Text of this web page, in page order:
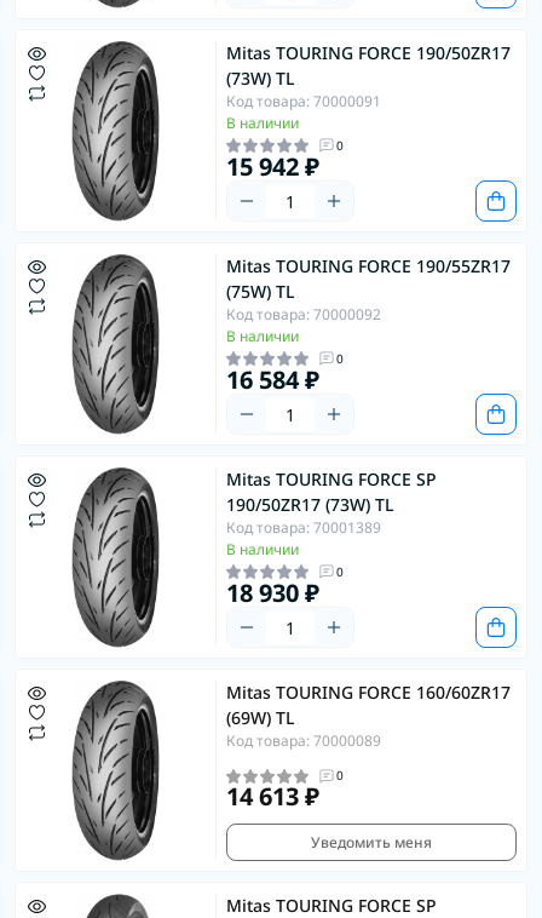
Mitas TOURING FORCE 190/50ZR17
(73W) TL
Код товара: 70000091
В наличии
0
15 942 ₽
Mitas TOURING FORCE 190/55ZR17
(75W) TL
Код товара: 70000092
В наличии
0
16 584 ₽
Mitas TOURING FORCE SP
190/50ZR17 (73W) TL
Код товара: 70001389
В наличии
0
18 930 ₽
Mitas TOURING FORCE 160/60ZR17
(69W) TL
Код товара: 70000089
0
14 613 ₽
Уведомить меня
Mitas TOURING FORCE SP